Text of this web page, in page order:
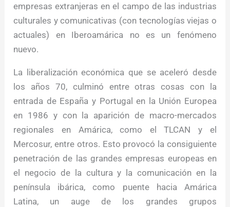
empresas extranjeras en el campo de las industrias
culturales y comunicativas (con tecnologías viejas o
actuales) en Iberoamárica no es un fenómeno
nuevo.
La liberalización económica que se aceleró desde
los años 70, culminó entre otras cosas con la
entrada de España y Portugal en la Unión Europea
en 1986 y con la aparición de macro-mercados
regionales en Amárica, como el TLCAN y el
Mercosur, entre otros. Esto provocó la consiguiente
penetración de las grandes empresas europeas en
el negocio de la cultura y la comunicación en la
península ibárica, como puente hacia Amárica
Latina, un auge de los grandes grupos